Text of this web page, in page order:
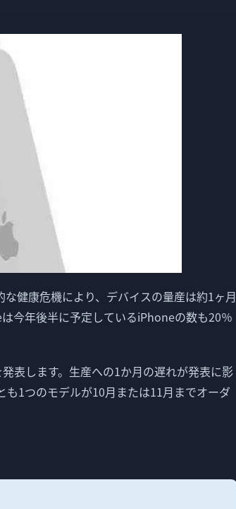
な健康危機により、デバイスの量産は約1ヶ月
今年後半に予定しているiPhoneの数も20％
表します。生産への1か月の遅れが発表に影
1つのモデルが10月または11月までオーダ